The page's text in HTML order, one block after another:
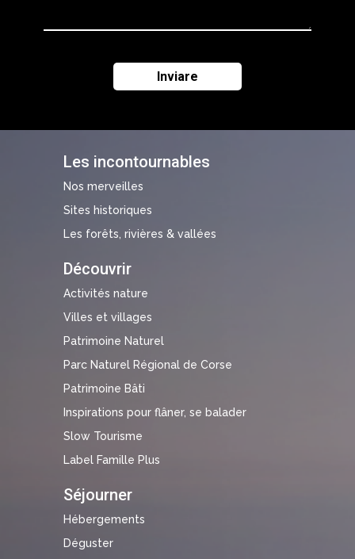
Les incontournables
Nos merveilles
Sites historiques
Les forêts, rivières & vallées
Découvrir
Activités nature
Villes et villages
Patrimoine Naturel
Parc Naturel Régional de Corse
Patrimoine Bâti
Inspirations pour flâner, se balader
Slow Tourisme
Label Famille Plus
Séjourner
Hébergements
Déguster